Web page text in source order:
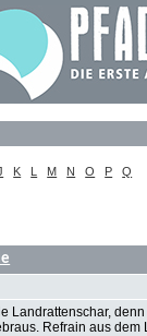
K L M N O P
Q
Landrattenschar,
Refrain aus